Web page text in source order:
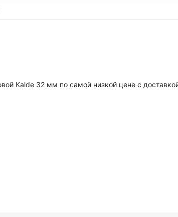
Kalde 32 мм по самой низкой цене с